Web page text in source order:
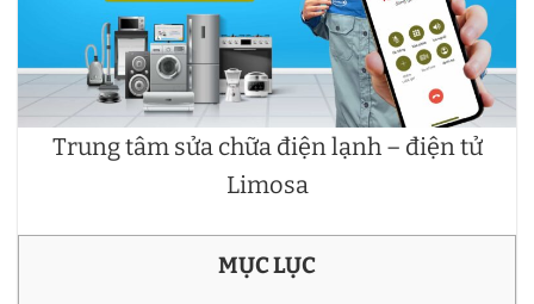
Trung tâm sửa chữa điện lạnh – điện tử
Limosa
MỤC LỤC